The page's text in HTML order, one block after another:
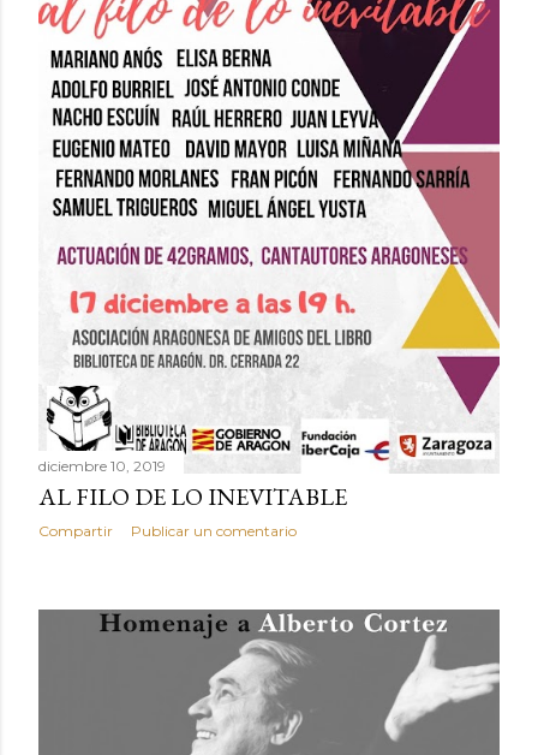
diciembre 10, 2019
AL FILO DE LO INEVITABLE
Compartir Publicar un comentario